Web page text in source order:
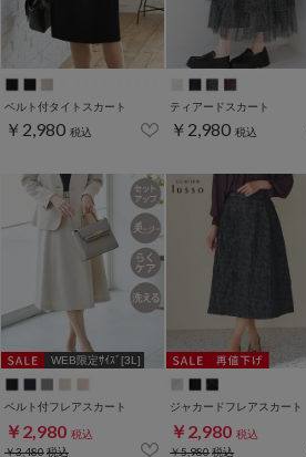
ベルト付タイトスカート
￥2,980 税込
ティアードスカート
￥2,980 税込
WEB限定ｻｲｽﾞ[3L]
ベルト付フレアスカート
￥2,980 税込
￥3,480税込
ジャカードフレアスカート
￥2,980 税込
￥5,980税込